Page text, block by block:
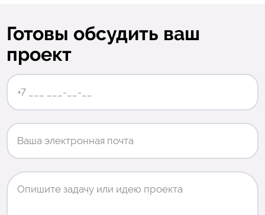
Готовы обсудить ваш
проект